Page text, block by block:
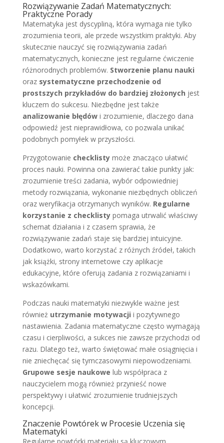
Rozwiązywanie Zadań Matematycznych:
Praktyczne Porady
Matematyka jest dyscypliną, która wymaga nie tylko
zrozumienia teorii, ale przede wszystkim praktyki. Aby
skutecznie nauczyć się rozwiązywania zadań
matematycznych, konieczne jest regularne ćwiczenie
różnorodnych problemów. Stworzenie planu nauki
oraz systematyczne przechodzenie od
prostszych przykładów do bardziej złożonych jest
kluczem do sukcesu. Niezbędne jest także
analizowanie błędówi zrozumienie, dlaczego dana
odpowiedź jest nieprawidłowa, co pozwala unikać
podobnych pomyłek w przyszłości.
Przygotowanie checklistymoże znacząco ułatwić
proces nauki. Powinna ona zawierać takie punkty jak:
zrozumienie treści zadania, wybór odpowiedniej
metody rozwiązania, wykonanie niezbędnych obliczeń
oraz weryfikacja otrzymanych wyników. Regularne
korzystanie z checklistypomaga utrwalić właściwy
schemat działania i z czasem sprawia, że
rozwiązywanie zadań staje się bardziej intuicyjne.
Dodatkowo, warto korzystać z różnych źródeł, takich
jak książki, strony internetowe czy aplikacje
edukacyjne, które oferują zadania z rozwiązaniami i
wskazówkami.
Podczas nauki matematyki niezwykle ważne jest
również utrzymanie motywacji i pozytywnego
nastawienia. Zadania matematyczne często wymagają
czasu i cierpliwości, a sukces nie zawsze przychodzi od
razu. Dlatego też, warto świętować małe osiągnięcia i
nie zniechęcać się tymczasowymi niepowodzeniami.
Grupowe sesje naukowe lub współpraca z
nauczycielem mogą również przynieść nowe
perspektywy i ułatwić zrozumienie trudniejszych
koncepcji.
Znaczenie Powtórek w Procesie Uczenia się
Matematyki